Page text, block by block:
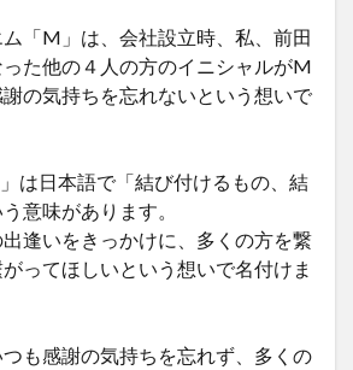
「M」は、会社設立時、私、前田
た他の４人の方のイニシャルがM
の気持ちを忘れないという想いで
は日本語で「結び付けるもの、結
意味があります。
逢いをきっかけに、多くの方を繋
ってほしいという想いで名付けま
も感謝の気持ちを忘れず、多くの